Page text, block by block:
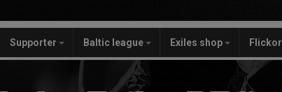
Supporter Baltic league Exiles shop Flickor